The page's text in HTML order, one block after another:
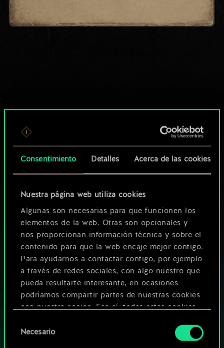
Consentimiento Detalles Acerca de las cookies
Nuestra página web utiliza cookies
Algunas son necesarias para que funcionen los
elementos de la web. Otras son opcionales y
nos proporcionan información técnica y sobre el
contenido para que la web encaje mejor contigo.
Para ayudarnos a contactar contigo, por ejemplo
a través de redes sociales, con algo nuestro que
pueda resultarte interesante, en ocasiones
podríamos compartir partes de nuestras cookies
con nuestro socios. Eso sí, todas estas cookies
Encontrarás todos los detalles sobre nuestro uso
deNecesario
¿QUÉ TAL UNA PARTIDA DE GWENT?
JUEGA GRATIS
EN PC
Este juego ofrece la posibilidad de realizar compras dentro del
JUEGA TAMBIÉN EN: